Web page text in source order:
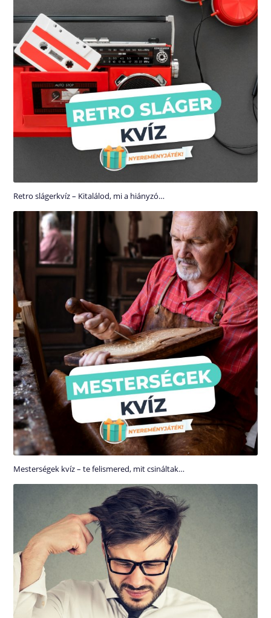
Retro slágerkvíz – Kitalálod, mi a hiányzó…
Mesterségek kvíz – te felismered, mit csináltak…